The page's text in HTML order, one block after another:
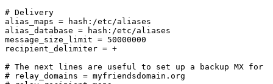
# Delivery
alias_maps = hash:/etc/aliases
alias_database = hash:/etc/aliases
message_size_limit = 50000000
recipient_delimiter = +
# The next lines are useful to set up a backup MX for
# relay_domains = myfriendsdomain.org